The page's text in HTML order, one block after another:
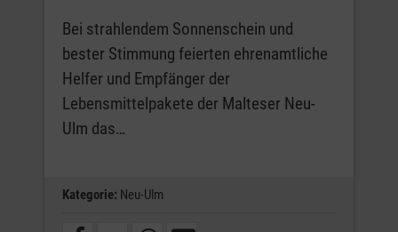
Bei strahlendem Sonnenschein und
bester Stimmung feierten ehrenamtliche
Helfer und Empfänger der
Lebensmittelpakete der Malteser Neu-
Ulm das…
Kategorie: Neu-Ulm